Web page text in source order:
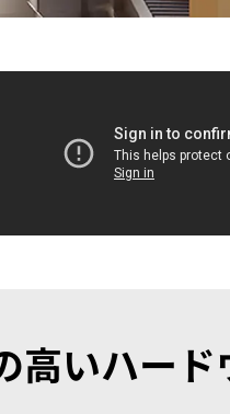
トレーニング動画
iRAYPLE AMR
お役立ち情報 物流コ
お役立ち情報 マシン
高いハード